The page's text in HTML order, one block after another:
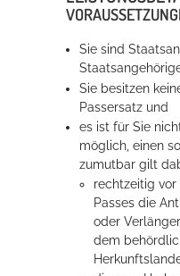
Sie sind
Sie besitzen
Passersatz und
es ist für Sie
möglich, einen
zumutbar gilt
rechtzeitig
Passes die
oder
dem